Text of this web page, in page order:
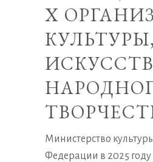
Х
КУЛЬТУРЫ,
Министерство
Федерации в 2025 году